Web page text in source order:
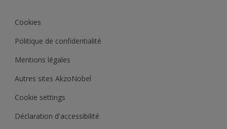
Cookies
Politique de confidentialité
Mentions légales
Autres sites AkzoNobel
Cookie settings
Déclaration d'accessibilité